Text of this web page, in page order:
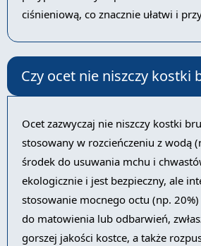
ciśnieniową, co znacznie ułatwi i
Czy ocet nie niszczy kostki
Ocet zazwyczaj nie niszczy kostki
stosowany w rozcieńczeniu z wodą
środek do usuwania mchu i
ekologicznie i jest bezpieczny, ale
stosowanie mocnego octu (np.
do matowienia lub odbarwień,
gorszej jakości kostce, a także